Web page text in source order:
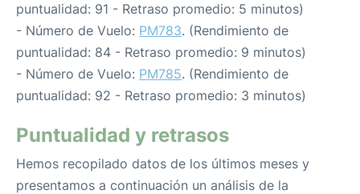
puntualidad: 91 - Retraso promedio: 5 minutos)
- Número de Vuelo: PM783. (Rendimiento de
puntualidad: 84 - Retraso promedio: 9 minutos)
- Número de Vuelo: PM785. (Rendimiento de
puntualidad: 92 - Retraso promedio: 3 minutos)
Puntualidad y retrasos
Hemos recopilado datos de los últimos meses y
presentamos a continuación un análisis de la